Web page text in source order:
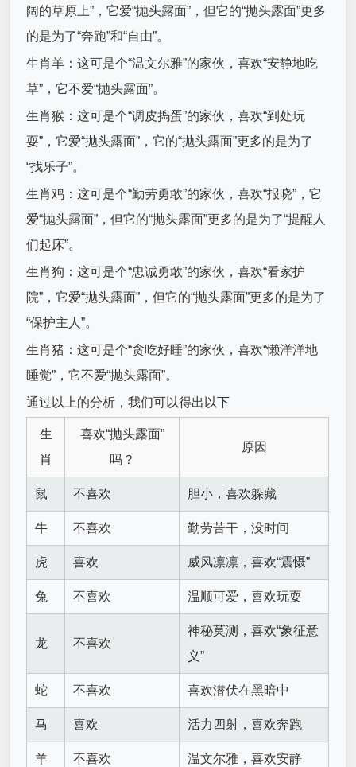
阔的草原上”，它爱“抛头露面”，但它的“抛头露面”更多
的是为了“奔跑”和“自由”。
生肖羊：这可是个“温文尔雅”的家伙，喜欢“安静地吃
草”，它不爱“抛头露面”。
生肖猴：这可是个“调皮捣蛋”的家伙，喜欢“到处玩
耍”，它爱“抛头露面”，它的“抛头露面”更多的是为了
“找乐子”。
生肖鸡：这可是个“勤劳勇敢”的家伙，喜欢“报晓”，它
爱“抛头露面”，但它的“抛头露面”更多的是为了“提醒人
们起床”。
生肖狗：这可是个“忠诚勇敢”的家伙，喜欢“看家护
院”，它爱“抛头露面”，但它的“抛头露面”更多的是为了
“保护主人”。
生肖猪：这可是个“贪吃好睡”的家伙，喜欢“懒洋洋地
睡觉”，它不爱“抛头露面”。
通过以上的分析，我们可以得出以下
生
肖
喜欢“抛头露面”
吗？
原因
鼠 不喜欢 胆小，喜欢躲藏
牛 不喜欢 勤劳苦干，没时间
虎 喜欢 威风凛凛，喜欢“震慑”
兔 不喜欢 温顺可爱，喜欢玩耍
龙 不喜欢
神秘莫测，喜欢“象征意
义”
蛇 不喜欢 喜欢潜伏在黑暗中
马 喜欢 活力四射，喜欢奔跑
羊 不喜欢 温文尔雅，喜欢安静